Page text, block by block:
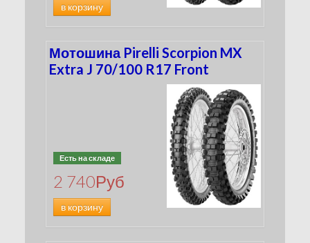
в корзину
Мотошина Pirelli Scorpion MX
Extra J 70/100 R17 Front
Есть на складе
2 740Руб
в корзину